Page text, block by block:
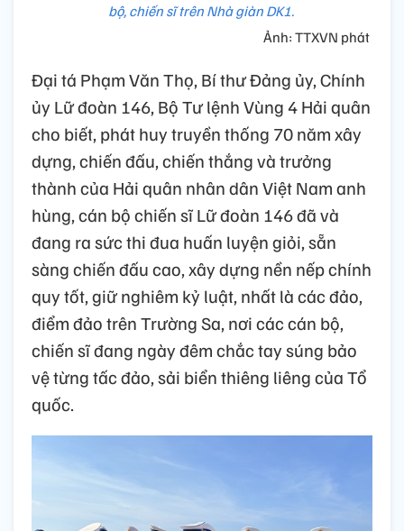
bộ, chiến sĩ trên Nhà giàn DK1.
Ảnh: TTXVN phát
Đại tá Phạm Văn Thọ, Bí thư Đảng ủy, Chính
ủy Lữ đoàn 146, Bộ Tư lệnh Vùng 4 Hải quân
cho biết, phát huy truyền thống 70 năm xây
dựng, chiến đấu, chiến thắng và trưởng
thành của Hải quân nhân dân Việt Nam anh
hùng, cán bộ chiến sĩ Lữ đoàn 146 đã và
đang ra sức thi đua huấn luyện giỏi, sẵn
sàng chiến đấu cao, xây dựng nền nếp chính
quy tốt, giữ nghiêm kỷ luật, nhất là các đảo,
điểm đảo trên Trường Sa, nơi các cán bộ,
chiến sĩ đang ngày đêm chắc tay súng bảo
vệ từng tấc đảo, sải biển thiêng liêng của Tổ
quốc.